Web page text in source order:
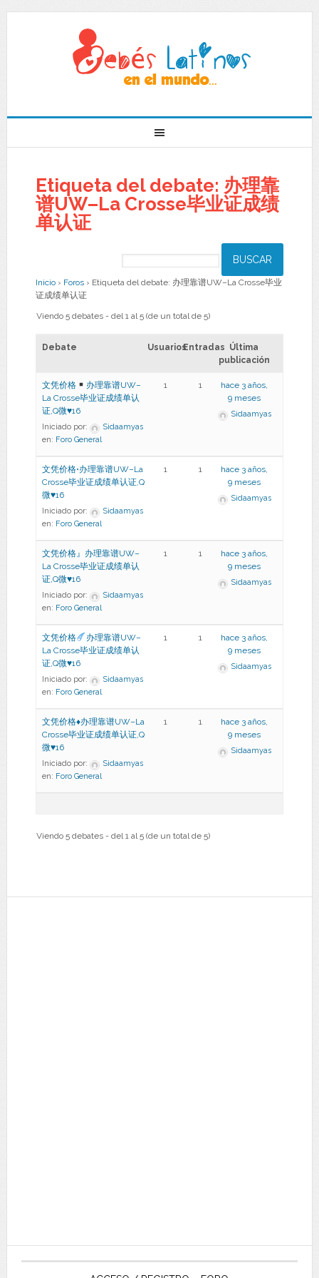
Etiqueta del debate: 办理靠
谱UW–La Crosse毕业证成绩
单认证
Inicio › Foros › Etiqueta del debate: 办理靠谱UW–La Crosse毕业
证成绩单认证
Viendo 5 debates - del 1 al 5 (de un total de 5)
Debate UsuariosEntradas Última
publicación
文凭价格
办理靠谱UW–
La Crosse毕业证成绩单认
证,Q微♥16
Iniciado por:
Sidaamyas
en: Foro General
1 1
hace 3 años,
9 meses
Sidaamyas
文凭价格•办理靠谱UW–La
Crosse毕业证成绩单认证,Q
微♥16
Iniciado por:
Sidaamyas
en: Foro General
1 1
hace 3 años,
9 meses
Sidaamyas
文凭价格』办理靠谱UW–
La Crosse毕业证成绩单认
证,Q微♥16
Iniciado por:
Sidaamyas
en: Foro General
1 1
hace 3 años,
9 meses
Sidaamyas
文凭价格
办理靠谱UW–
La Crosse毕业证成绩单认
证,Q微♥16
Iniciado por:
Sidaamyas
en: Foro General
1 1
hace 3 años,
9 meses
Sidaamyas
文凭价格♦办理靠谱UW–La
Crosse毕业证成绩单认证,Q
微♥16
Iniciado por:
Sidaamyas
en: Foro General
1 1
hace 3 años,
9 meses
Sidaamyas
Viendo 5 debates - del 1 al 5 (de un total de 5)